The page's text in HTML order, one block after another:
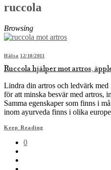
ruccola
Browsing
Hälsa 12/10/2011
Ruccola hjälper mot artros,
Lindra din artros och ledvärk
för att minska besvär med artros,
Samma egenskaper som finns i
inom ayurveda finns i olika
Keep Reading
0